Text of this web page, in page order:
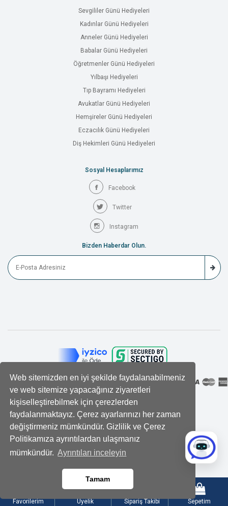
Web sitemizden en iyi şekilde faydalanabilmeniz
ve web sitemize yapacağınız ziyaretleri
kişiselleştirebilmek için çerezlerden
faydalanmaktayız. Çerez ayarlarınızı her zaman
değiştirmeniz mümkündür. Gizlilik ve Çerez
Politikamıza ayrıntılardan ulaşmanız
mümkündür. Ayrıntıları inceleyin
Tamam
Sevgililer Günü Hediyeleri
Kadınlar Günü Hediyeleri
Anneler Günü Hediyeleri
Babalar Günü Hediyeleri
Öğretmenler Günü Hediyeleri
Yılbaşı Hediyeleri
Tıp Bayramı Hediyeleri
Avukatlar Günü Hediyeleri
Hemşireler Günü Hediyeleri
Eczacılık Günü Hediyeleri
Diş Hekimleri Günü Hediyeleri
Sosyal Hesaplarımız
Facebook
Twitter
Instagram
Bizden Haberdar Olun.
Favorilerim Üyelik Sipariş Takibi Sepetim